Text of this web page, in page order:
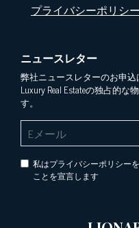
プライバシーポリシー
ニュースレター
弊社ニュースレターのお申
Luxury Real Estateの独占的
す。
私はプライバシーポリシー
ことを宣言します